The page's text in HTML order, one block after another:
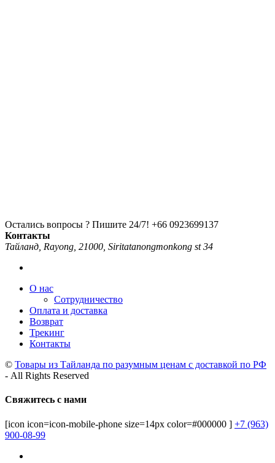
Остались вопросы ? Пишите 24/7! +66 0923699137
Контакты
Тайланд, Rayong, 21000, Siritatanongmonkong st 34
О нас
Сотрудничество
Оплата и доставка
Возврат
Трекинг
Контакты
© Товары из Тайланда по разумным ценам с доставкой по РФ
- All Rights Reserved
Свяжитесь с нами
[icon icon=icon-mobile-phone size=14px color=#000000 ] +7 (963)
900-08-99